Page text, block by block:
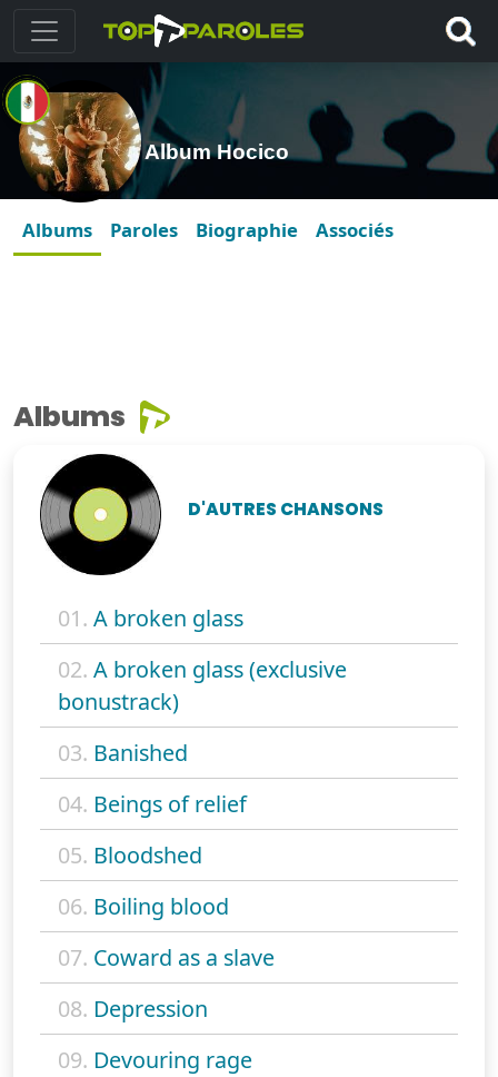
Album Hocico
Albums Paroles Biographie Associés
Albums
D'AUTRES CHANSONS
01. A broken glass
02. A broken glass (exclusive
bonustrack)
03. Banished
04. Beings of relief
05. Bloodshed
06. Boiling blood
07. Coward as a slave
08. Depression
09. Devouring rage